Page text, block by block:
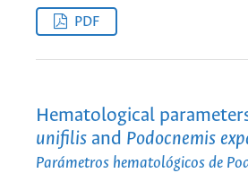
PDF
Hematological
unifilis and Podocnemis
Parámetros hematológicos de